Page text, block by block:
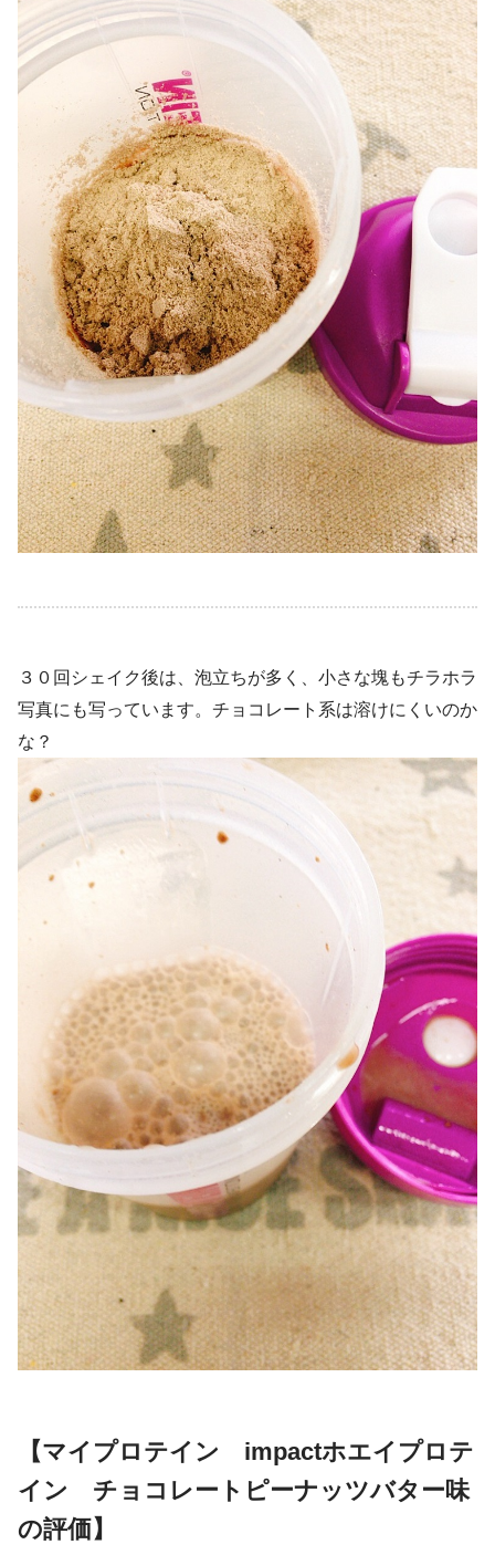
３０回シェイク後は、泡立ちが多く、小さな塊もチラホラ
写真にも写っています。チョコレート系は溶けにくいのか
な？
【マイプロテイン impactホエイプロテ
イン チョコレートピーナッツバター味
の評価】